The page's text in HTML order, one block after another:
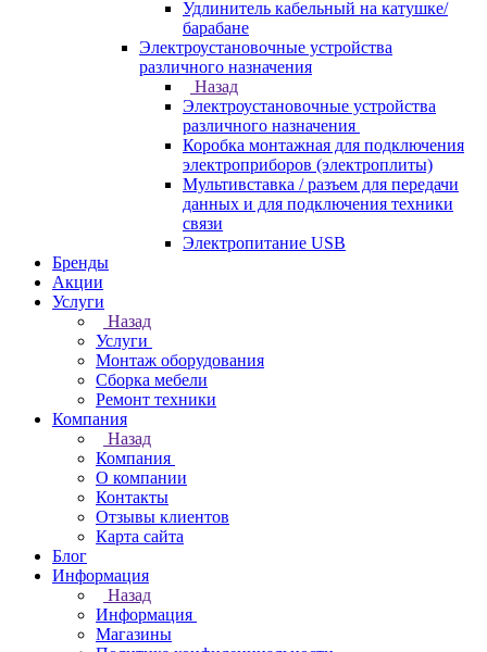
Удлинитель кабельный на катушке/
барабане
Электроустановочные устройства
различного назначения
Назад
Электроустановочные устройства
различного назначения
Коробка монтажная для подключения
электроприборов (электроплиты)
Мультивставка / разъем для передачи
данных и для подключения техники
связи
Электропитание USB
Бренды
Акции
Услуги
Назад
Услуги
Монтаж оборудования
Сборка мебели
Ремонт техники
Компания
Назад
Компания
О компании
Контакты
Отзывы клиентов
Карта сайта
Блог
Информация
Назад
Информация
Магазины